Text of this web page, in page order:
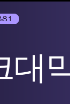
대